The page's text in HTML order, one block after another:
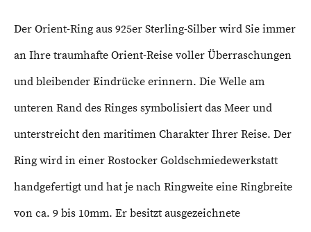
Der Orient-Ring aus 925er Sterling-Silber wird Sie immer
an Ihre traumhafte Orient-Reise voller Überraschungen
und bleibender Eindrücke erinnern. Die Welle am
unteren Rand des Ringes symbolisiert das Meer und
unterstreicht den maritimen Charakter Ihrer Reise. Der
Ring wird in einer Rostocker Goldschmiedewerkstatt
handgefertigt und hat je nach Ringweite eine Ringbreite
von ca. 9 bis 10mm. Er besitzt ausgezeichnete